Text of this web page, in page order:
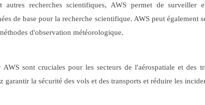
autres recherches scientifiques, AWS permet de surveiller
de base pour la recherche scientifique. AWS peut également
d'observation météorologique.
sont cruciales pour les secteurs de l'aérospatiale et des
garantir la sécurité des vols et des transports et réduire les